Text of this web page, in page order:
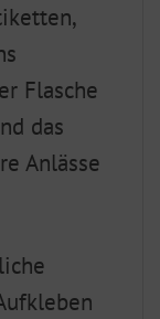
Flasche
das
Anlässe